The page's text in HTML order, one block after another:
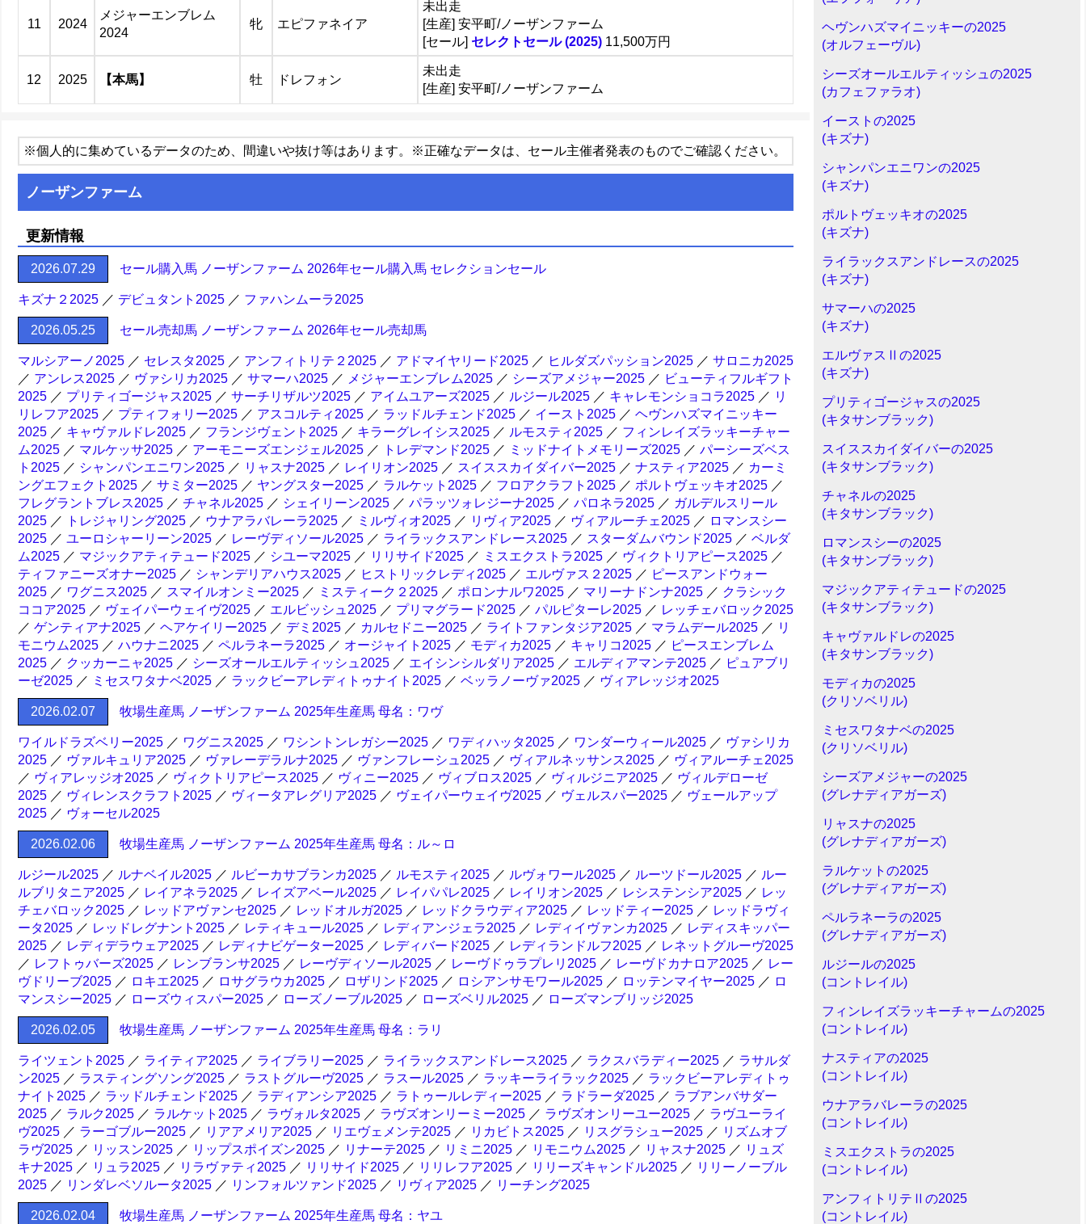
11 2024
メジャーエンブレム
2024
牝 エピファネイア
未出走
[生産] 安平町/ノーザンファーム
[セール] セレクトセール (2025) 11,500万円
12 2025 【本馬】 牡 ドレフォン
未出走
[生産] 安平町/ノーザンファーム
ヘヴンハズマイニッキーの2025
(オルフェーヴル)
シーズオールエルティッシュの2025
(カフェファラオ)
イーストの2025
(キズナ)
シャンパンエニワンの2025
(キズナ)
ポルトヴェッキオの2025
(キズナ)
ライラックスアンドレースの2025
(キズナ)
サマーハの2025
(キズナ)
エルヴァスⅡの2025
(キズナ)
プリティゴージャスの2025
(キタサンブラック)
スイススカイダイバーの2025
(キタサンブラック)
チャネルの2025
(キタサンブラック)
ロマンスシーの2025
(キタサンブラック)
マジックアティテュードの2025
(キタサンブラック)
キャヴァルドレの2025
(キタサンブラック)
モディカの2025
(クリソベリル)
ミセスワタナベの2025
(クリソベリル)
シーズアメジャーの2025
(グレナディアガーズ)
リャスナの2025
(グレナディアガーズ)
ラルケットの2025
(グレナディアガーズ)
ペルラネーラの2025
(グレナディアガーズ)
ルジールの2025
(コントレイル)
フィンレイズラッキーチャームの2025
(コントレイル)
ナスティアの2025
(コントレイル)
ウナアラバレーラの2025
(コントレイル)
ミスエクストラの2025
(コントレイル)
アンフィトリテⅡの2025
(コントレイル)
※個人的に集めているデータのため、間違いや抜け等はあります。※正確なデータは、セール主催者発表のものでご確認ください。
ノーザンファーム
更新情報
2026.07.29 セール購入馬 ノーザンファーム 2026年セール購入馬 セレクションセール
キズナ２2025 ／ デビュタント2025 ／ ファハンムーラ2025
2026.05.25 セール売却馬 ノーザンファーム 2026年セール売却馬
マルシアーノ2025 ／ セレスタ2025 ／ アンフィトリテ２2025 ／ アドマイヤリード2025 ／ ヒルダズパッション2025 ／ サロニカ2025
／ アンレス2025 ／ ヴァシリカ2025 ／ サマーハ2025 ／ メジャーエンブレム2025 ／ シーズアメジャー2025 ／ ビューティフルギフト
2025 ／ プリティゴージャス2025 ／ サーチリザルツ2025 ／ アイムユアーズ2025 ／ ルジール2025 ／ キャレモンショコラ2025 ／ リ
リレフア2025 ／ プティフォリー2025 ／ アスコルティ2025 ／ ラッドルチェンド2025 ／ イースト2025 ／ ヘヴンハズマイニッキー
2025 ／ キャヴァルドレ2025 ／ フランジヴェント2025 ／ キラーグレイシス2025 ／ ルモスティ2025 ／ フィンレイズラッキーチャー
ム2025 ／ マルケッサ2025 ／ アーモニーズエンジェル2025 ／ トレデマンド2025 ／ ミッドナイトメモリーズ2025 ／ パーシーズベス
ト2025 ／ シャンパンエニワン2025 ／ リャスナ2025 ／ レイリオン2025 ／ スイススカイダイバー2025 ／ ナスティア2025 ／ カーミ
ングエフェクト2025 ／ サミター2025 ／ ヤングスター2025 ／ ラルケット2025 ／ フロアクラフト2025 ／ ポルトヴェッキオ2025 ／
フレグラントブレス2025 ／ チャネル2025 ／ シェイリーン2025 ／ パラッツォレジーナ2025 ／ パロネラ2025 ／ ガルデルスリール
2025 ／ トレジャリング2025 ／ ウナアラバレーラ2025 ／ ミルヴィオ2025 ／ リヴィア2025 ／ ヴィアルーチェ2025 ／ ロマンスシー
2025 ／ ユーロシャーリーン2025 ／ レーヴディソール2025 ／ ライラックスアンドレース2025 ／ スターダムバウンド2025 ／ ベルダ
ム2025 ／ マジックアティテュード2025 ／ シユーマ2025 ／ リリサイド2025 ／ ミスエクストラ2025 ／ ヴィクトリアピース2025 ／
ティファニーズオナー2025 ／ シャンデリアハウス2025 ／ ヒストリックレディ2025 ／ エルヴァス２2025 ／ ピースアンドウォー
2025 ／ ワグニス2025 ／ スマイルオンミー2025 ／ ミスティーク２2025 ／ ポロンナルワ2025 ／ マリーナドンナ2025 ／ クラシック
ココア2025 ／ ヴェイパーウェイヴ2025 ／ エルビッシュ2025 ／ プリマグラード2025 ／ パルピターレ2025 ／ レッチェバロック2025
／ ゲンティアナ2025 ／ ヘアケイリー2025 ／ デミ2025 ／ カルセドニー2025 ／ ライトファンタジア2025 ／ マラムデール2025 ／ リ
モニウム2025 ／ ハウナニ2025 ／ ペルラネーラ2025 ／ オージャイト2025 ／ モディカ2025 ／ キャリコ2025 ／ ピースエンブレム
2025 ／ クッカーニャ2025 ／ シーズオールエルティッシュ2025 ／ エイシンシルダリア2025 ／ エルディアマンテ2025 ／ ピュアブリ
ーゼ2025 ／ ミセスワタナベ2025 ／ ラックビーアレディトゥナイト2025 ／ ベッラノーヴァ2025 ／ ヴィアレッジオ2025
2026.02.07 牧場生産馬 ノーザンファーム 2025年生産馬 母名：ワヴ
ワイルドラズベリー2025 ／ ワグニス2025 ／ ワシントンレガシー2025 ／ ワディハッタ2025 ／ ワンダーウィール2025 ／ ヴァシリカ
2025 ／ ヴァルキュリア2025 ／ ヴァレーデラルナ2025 ／ ヴァンフレーシュ2025 ／ ヴィアルネッサンス2025 ／ ヴィアルーチェ2025
／ ヴィアレッジオ2025 ／ ヴィクトリアピース2025 ／ ヴィニー2025 ／ ヴィブロス2025 ／ ヴィルジニア2025 ／ ヴィルデローゼ
2025 ／ ヴィレンスクラフト2025 ／ ヴィータアレグリア2025 ／ ヴェイパーウェイヴ2025 ／ ヴェルスパー2025 ／ ヴェールアップ
2025 ／ ヴォーセル2025
2026.02.06 牧場生産馬 ノーザンファーム 2025年生産馬 母名：ル～ロ
ルジール2025 ／ ルナベイル2025 ／ ルビーカサブランカ2025 ／ ルモスティ2025 ／ ルヴォワール2025 ／ ルーツドール2025 ／ ルー
ルブリタニア2025 ／ レイアネラ2025 ／ レイズアベール2025 ／ レイパパレ2025 ／ レイリオン2025 ／ レシステンシア2025 ／ レッ
チェバロック2025 ／ レッドアヴァンセ2025 ／ レッドオルガ2025 ／ レッドクラウディア2025 ／ レッドティー2025 ／ レッドラヴィ
ータ2025 ／ レッドレグナント2025 ／ レティキュール2025 ／ レディアンジェラ2025 ／ レディイヴァンカ2025 ／ レディスキッパー
2025 ／ レディデラウェア2025 ／ レディナビゲーター2025 ／ レディバード2025 ／ レディランドルフ2025 ／ レネットグルーヴ2025
／ レフトゥバーズ2025 ／ レンブランサ2025 ／ レーヴディソール2025 ／ レーヴドゥラプレリ2025 ／ レーヴドカナロア2025 ／ レー
ヴドリーブ2025 ／ ロキエ2025 ／ ロサグラウカ2025 ／ ロザリンド2025 ／ ロシアンサモワール2025 ／ ロッテンマイヤー2025 ／ ロ
マンスシー2025 ／ ローズウィスパー2025 ／ ローズノーブル2025 ／ ローズベリル2025 ／ ローズマンブリッジ2025
2026.02.05 牧場生産馬 ノーザンファーム 2025年生産馬 母名：ラリ
ライツェント2025 ／ ライティア2025 ／ ライブラリー2025 ／ ライラックスアンドレース2025 ／ ラクスバラディー2025 ／ ラサルダ
ン2025 ／ ラスティングソング2025 ／ ラストグルーヴ2025 ／ ラスール2025 ／ ラッキーライラック2025 ／ ラックビーアレディトゥ
ナイト2025 ／ ラッドルチェンド2025 ／ ラディアンシア2025 ／ ラトゥールレディー2025 ／ ラドラーダ2025 ／ ラブアンバサダー
2025 ／ ラルク2025 ／ ラルケット2025 ／ ラヴォルタ2025 ／ ラヴズオンリーミー2025 ／ ラヴズオンリーユー2025 ／ ラヴユーライ
ヴ2025 ／ ラーゴブルー2025 ／ リアアメリア2025 ／ リエヴェメンテ2025 ／ リカビトス2025 ／ リスグラシュー2025 ／ リズムオブ
ラヴ2025 ／ リッスン2025 ／ リップスポイズン2025 ／ リナーテ2025 ／ リミニ2025 ／ リモニウム2025 ／ リャスナ2025 ／ リュズ
キナ2025 ／ リュラ2025 ／ リラヴァティ2025 ／ リリサイド2025 ／ リリレフア2025 ／ リリーズキャンドル2025 ／ リリーノーブル
2025 ／ リンダレベソルータ2025 ／ リンフォルツァンド2025 ／ リヴィア2025 ／ リーチング2025
2026.02.04 牧場生産馬 ノーザンファーム 2025年生産馬 母名：ヤユ